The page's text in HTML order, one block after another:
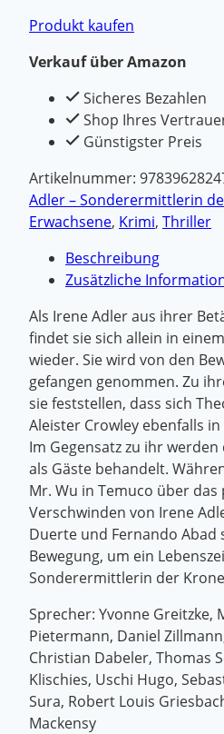
Produkt kaufen
Verkauf über Amazon
Sicheres Bezahlen
Shop Ihres
Günstigster Preis
Artikelnummer:
Adler – Sonderermittlerin
Erwachsene, Krimi, Thriller
Beschreibung
Zusätzliche
Als Irene Adler aus ihrer
findet sie sich allein in
wieder. Sie wird von den
gefangen genommen. Zu
sie feststellen, dass sich
Aleister Crowley ebenfalls
Im Gegensatz zu ihr
als Gäste behandelt.
Mr. Wu in Temuco über das
Verschwinden von Irene
Duerte und Fernando Abad
Bewegung, um ein
Sonderermittlerin der
Sprecher: Yvonne Greitzke,
Pietermann, Daniel
Christian Dabeler, Thomas
Klischies, Uschi Hugo,
Sura, Robert Louis
Mackensy